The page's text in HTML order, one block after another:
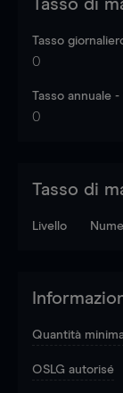
Tasso di
Tasso
0
Tasso annuale -
0
Tasso di
Livello
Quantità
OSLG autorisé